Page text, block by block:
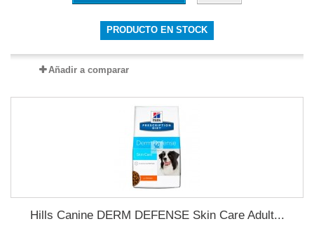
PRODUCTO EN STOCK
Añadir a comparar
Hills Canine DERM DEFENSE Skin Care Adult...